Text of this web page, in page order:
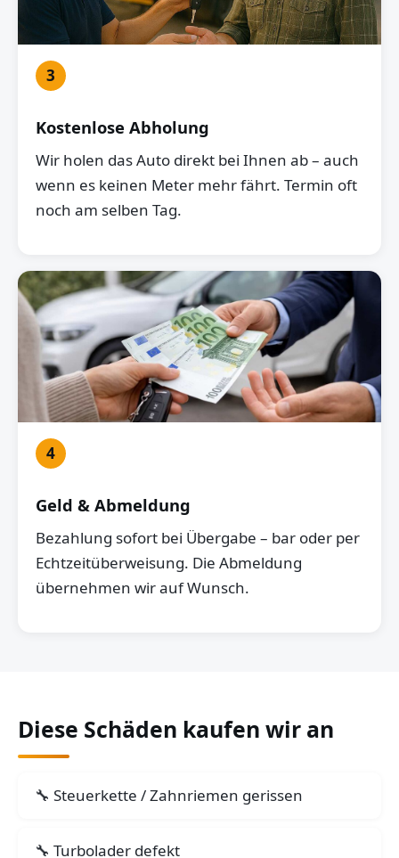
3
Kostenlose Abholung
Wir holen das Auto direkt bei Ihnen ab – auch
wenn es keinen Meter mehr fährt. Termin oft
noch am selben Tag.
4
Geld & Abmeldung
Bezahlung sofort bei Übergabe – bar oder per
Echtzeitüberweisung. Die Abmeldung
übernehmen wir auf Wunsch.
Diese Schäden kaufen wir an
Steuerkette / Zahnriemen gerissen
Turbolader defekt